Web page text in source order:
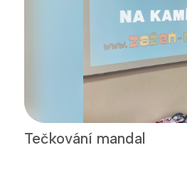
Tečkování mandal